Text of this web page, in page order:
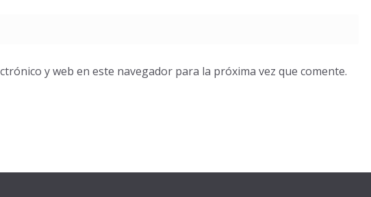
y web en este navegador para la próxima vez que comente.